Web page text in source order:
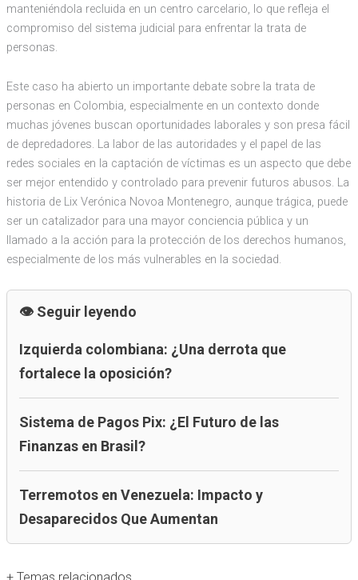
manteniéndola recluida en un centro carcelario, lo que refleja el
compromiso del sistema judicial para enfrentar la trata de
personas.
Este caso ha abierto un importante debate sobre la trata de
personas en Colombia, especialmente en un contexto donde
muchas jóvenes buscan oportunidades laborales y son presa fácil
de depredadores. La labor de las autoridades y el papel de las
redes sociales en la captación de víctimas es un aspecto que debe
ser mejor entendido y controlado para prevenir futuros abusos. La
historia de Lix Verónica Novoa Montenegro, aunque trágica, puede
ser un catalizador para una mayor conciencia pública y un
llamado a la acción para la protección de los derechos humanos,
especialmente de los más vulnerables en la sociedad.
Seguir leyendo
Izquierda colombiana: ¿Una derrota que
fortalece la oposición?
Sistema de Pagos Pix: ¿El Futuro de las
Finanzas en Brasil?
Terremotos en Venezuela: Impacto y
Desaparecidos Que Aumentan